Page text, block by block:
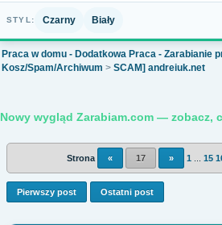
STYL: Czarny Biały
Praca w domu - Dodatkowa Praca - Zarabianie
Kosz/Spam/Archiwum > SCAM] andreiuk.net
Nowy wygląd Zarabiam.com — zobacz,
Strona « 17 » 1 15
Pierwszy post Ostatni post